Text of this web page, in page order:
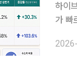
하이브리
가 빠
는 소